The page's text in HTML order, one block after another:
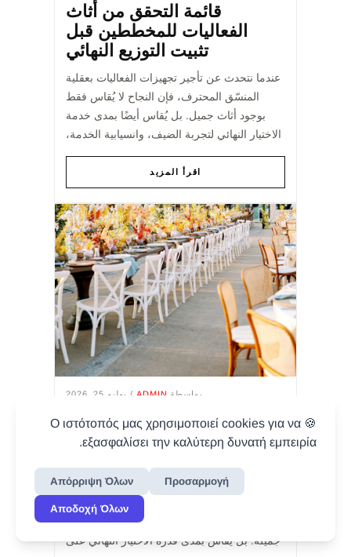
قائمة التحقق من أثاث
الفعاليات للمخططين قبل
تثبيت التوزيع النهائي
عندما نتحدث عن تأجير تجهيزات الفعاليات بعقلية
المنسّق المحترف، فإن النجاح لا يُقاس فقط
بوجود أثاث جميل. بل يُقاس أيضًا بمدى خدمة
الاختيار النهائي لتجربة الضيف، وانسيابية الخدمة،
اقرأ المزيد
بواسطة ADMIN / يوليو 25, 2026
أثاث استقبال للفنادق والـ
venues التي ترغب في مظهر
عندما نتحدث عن الأثاث المصنوع حسب الطلب
وأثاث الفعاليات لتحديث منطقة الاستقبال، فإن
النجاح لا يُقاس فقط بمدى العثور على قطع
جميلة. بل يُقاس بمدى قدرة الاختيار النهائي على
🍪 Ο ιστότοπός μας χρησιμοποιεί cookies για να
εξασφαλίσει την καλύτερη δυνατή εμπειρία.
Προσαρμογή
Απόρριψη Όλων
Αποδοχή Όλων